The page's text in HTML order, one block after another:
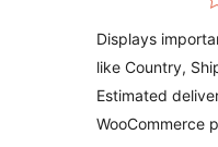
Displays
like Country,
Estimated
WooCommerce